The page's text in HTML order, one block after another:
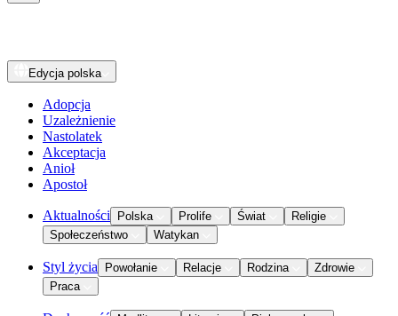
Edycja polska
Adopcja
Uzależnienie
Nastolatek
Akceptacja
Anioł
Apostoł
Aktualności Polska Prolife Świat
Religie
Społeczeństwo
Watykan
Styl życia Powołanie Relacje Rodzina
Zdrowie
Praca